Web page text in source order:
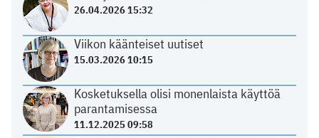
26.04.2026 15:32
Viikon käänteiset uutiset
15.03.2026 10:15
Kosketuksella olisi monenlaista käyttöä
parantamisessa
11.12.2025 09:58